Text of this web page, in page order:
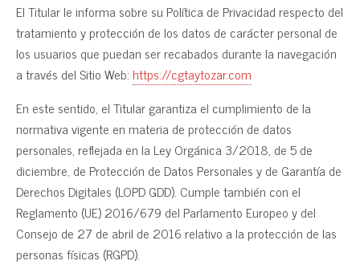
El Titular le informa sobre su Política de Privacidad respecto del
tratamiento y protección de los datos de carácter personal de
los usuarios que puedan ser recabados durante la navegación
a través del Sitio Web: https://cgtaytozar.com
En este sentido, el Titular garantiza el cumplimiento de la
normativa vigente en materia de protección de datos
personales, reflejada en la Ley Orgánica 3/2018, de 5 de
diciembre, de Protección de Datos Personales y de Garantía de
Derechos Digitales (LOPD GDD). Cumple también con el
Reglamento (UE) 2016/679 del Parlamento Europeo y del
Consejo de 27 de abril de 2016 relativo a la protección de las
personas físicas (RGPD).